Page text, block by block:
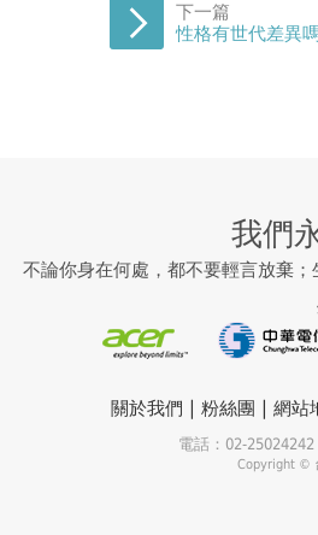
下一篇
性格有世代差異
我們
不論你身在何處，都不要輕言放棄
關於我們 | 粉絲團 | 網站
電話：02-
Copyright ©